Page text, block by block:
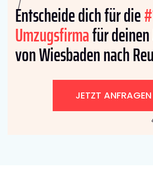
Entscheide dich für die
Umzugsfirmafür
von Wiesbaden nach
JETZT ANFRAGEN